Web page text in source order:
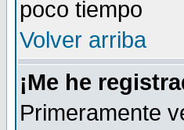
poco tiempo
Volver arriba
¡Me he
Primeramente